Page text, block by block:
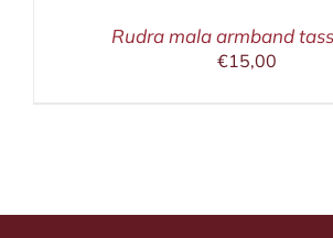
Rudra mala armband
€15,00